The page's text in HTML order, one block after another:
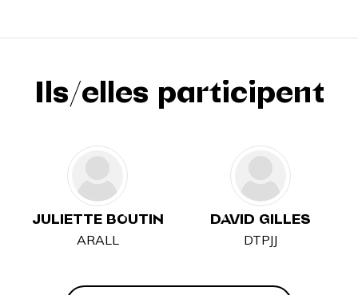
Ils/elles participent
JULIETTE BOUTIN
ARALL
DAVID GILLES
DTPJJ